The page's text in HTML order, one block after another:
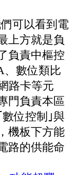
可以看到電
上方就是負
負責中樞控
、數位類比
路卡等元
門負責本區
位控制｣與
機板下方能
路的供能命